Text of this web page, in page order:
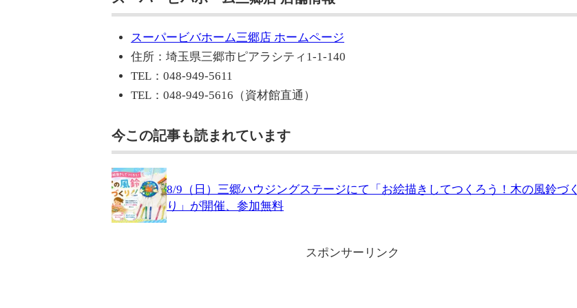
スーパービバホーム三郷店 ホームページ
住所：埼玉県三郷市ピアラシティ1-1-140
TEL：048-949-5611
TEL：048-949-5616（資材館直通）
今この記事も読まれています
8/9（日）三郷ハウジングステージにて「お絵描きしてつくろう！木の風鈴づく
り」が開催、参加無料
スポンサーリンク